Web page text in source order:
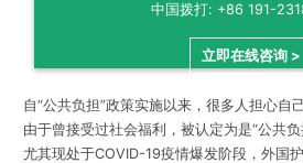
中国拨打: +86 191-
立即在线咨询 >
自“公共负担”政策实施以来，很多人担心自
由于曾接受过社会福利，被认定为是“公共负
尤其现处于COVID-19疫情爆发阶段，外国